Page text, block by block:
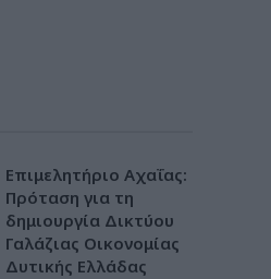
Επιμελητήριο Αχαΐας:
Πρόταση για τη
δημιουργία Δικτύου
Γαλάζιας Οικονομίας
Δυτικής Ελλάδας